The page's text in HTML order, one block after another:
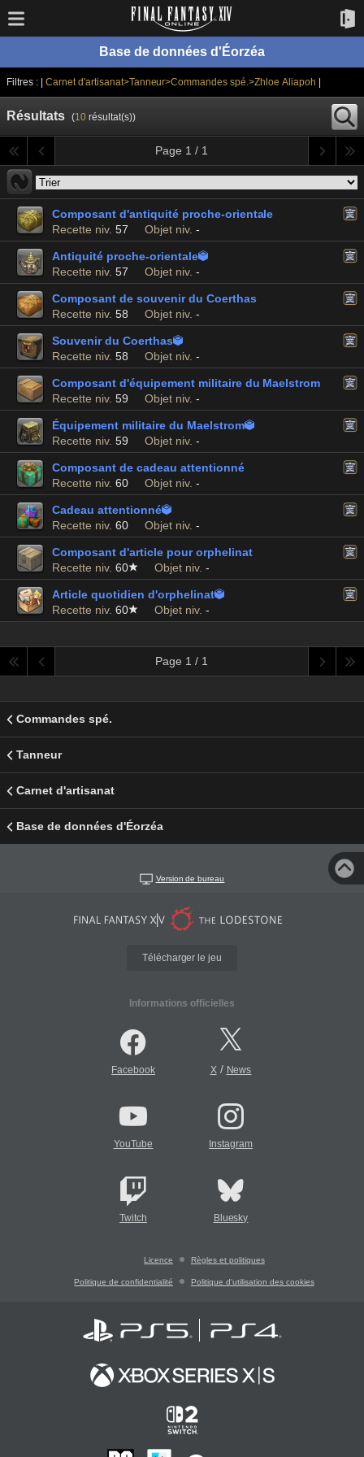
Base de données d'Éorzéa
Filtres : | Carnet d'artisanat>Tanneur>Commandes spé.>Zhloe Aliapoh
Résultats (10résultat(s))
Page 1 / 1
Composant d'antiquité proche-orientale
Recette niv. 57 Objet niv. -
Antiquité proche-orientale
Recette niv. 57 Objet niv. -
Composant de souvenir du Coerthas
Recette niv. 58 Objet niv. -
Souvenir du Coerthas
Recette niv. 58 Objet niv. -
Composant d'équipement militaire du Maelstrom
Recette niv. 59 Objet niv. -
Équipement militaire du Maelstrom
Recette niv. 59 Objet niv. -
Composant de cadeau attentionné
Recette niv. 60 Objet niv. -
Cadeau attentionné
Recette niv. 60 Objet niv. -
Composant d'article pour orphelinat
Recette niv. 60 Objet niv. -
Article quotidien d'orphelinat
Recette niv. 60 Objet niv. -
Page 1 / 1
Commandes spé.
Tanneur
Carnet d'artisanat
Base de données d'Éorzéa
Version de bureau
Télécharger le jeu
Informations officielles
Facebook X/ News
YouTube Instagram
Twitch Bluesky
Licence Règles et politiques
Politique de confidentialité Politique d'utilisation des cookies